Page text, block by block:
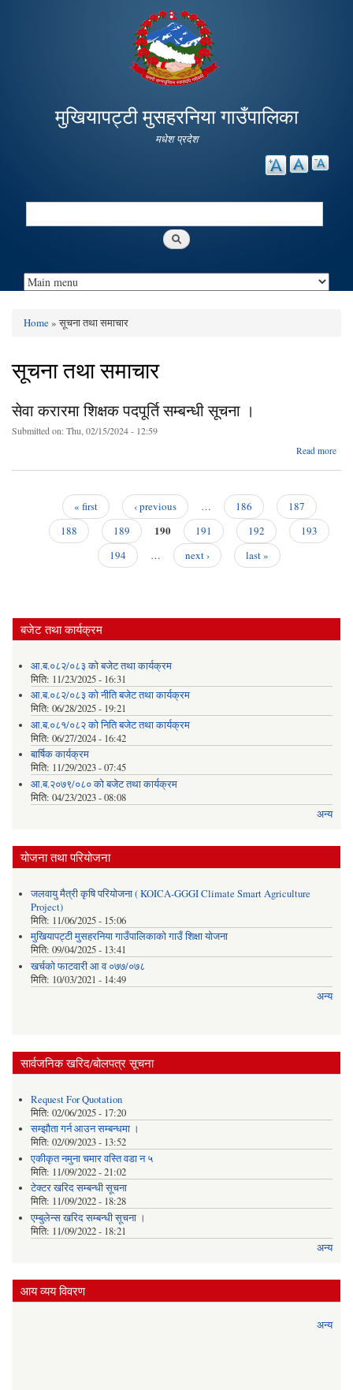
main
content
मुखियापट्टी मुसहरनिया गाउँपालिका
मधेश प्रदेश
Search
You are here
Home» सूचना तथा समाचार
सूचना तथा समाचार
सेवा करारमा शिक्षक पदपूर्ति सम्बन्धी सूचना ।
Submitted on:Thu, 02/15/2024 - 12:59
Read more
« first ‹ previous … 186
187
188
189 190 191 192
193
194
… next › last »
बजेट तथा कार्यक्रम
आ.ब.०८२/०८३ को बजेट तथा कार्यक्रम
मिति: 11/23/2025 - 16:31
आ.ब.०८२/०८३ को नीति बजेट तथा कार्यक्रम
मिति: 06/28/2025 - 19:21
आ.ब.०८१/०८२ को निति बजेट तथा कार्यक्रम
मिति: 06/27/2024 - 16:42
बार्षिक कार्यक्रम
मिति: 11/29/2023 - 07:45
आ.ब.२०७९/०८० को बजेट तथा कार्यक्रम
मिति: 04/23/2023 - 08:08
अन्य
योजना तथा परियोजना
जलवायु मैत्री कृषि परियोजना ( KOICA-GGGI Climate Smart Agriculture
Project)
मिति: 11/06/2025 - 15:06
मुखियापट्टी मुसहरनिया गाउँपालिकाको गाउँ शिक्षा योजना
मिति: 09/04/2025 - 13:41
खर्चकाे फाटवारी आ व ०७७/०७८
मिति: 10/03/2021 - 14:49
अन्य
सार्वजनिक खरिद/बोलपत्र सूचना
Request For Quotation
मिति: 02/06/2025 - 17:20
सम्झौता गर्न आउन सम्बन्धमा ।
मिति: 02/09/2023 - 13:52
एकीकृत नमुना चमार वस्ति वडा न ५
मिति: 11/09/2022 - 21:02
टेक्टर खरिद सम्बन्धी सूचना
मिति: 11/09/2022 - 18:28
एम्बुलेन्स खरिद सम्बन्धी सूचना ।
मिति: 11/09/2022 - 18:21
अन्य
आय व्यय विवरण
अन्य